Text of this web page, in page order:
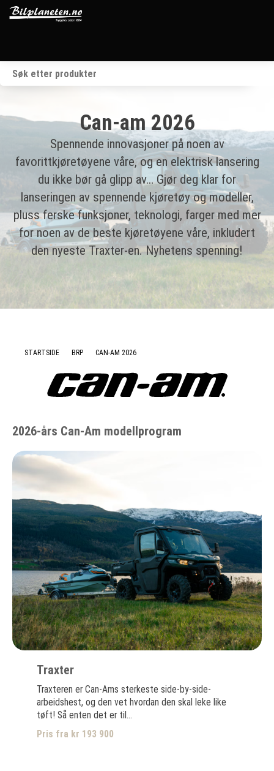
BRP
Verksted
Om oss
Nyheter
Can-am 2026
Spennende innovasjoner på noen av
favorittkjøretøyene våre, og en elektrisk lansering
du ikke bør gå glipp av… Gjør deg klar for
lanseringen av spennende kjøretøy og modeller,
pluss ferske funksjoner, teknologi, farger med mer
for noen av de beste kjøretøyene våre, inkludert
den nyeste Traxter-en. Nyhetens spenning!
STARTSIDE BRP CAN-AM 2026
2026-års Can-Am modellprogram
Traxter
Traxteren er Can-Ams sterkeste side-by-side-
arbeidshest, og den vet hvordan den skal leke like
tøft! Så enten det er til...
Pris fra kr 193 900